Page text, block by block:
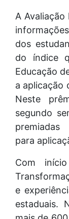
A
dos
do índice
Educação
a aplicação
Neste
segundo
premiadas
para
Com
e
estaduais.